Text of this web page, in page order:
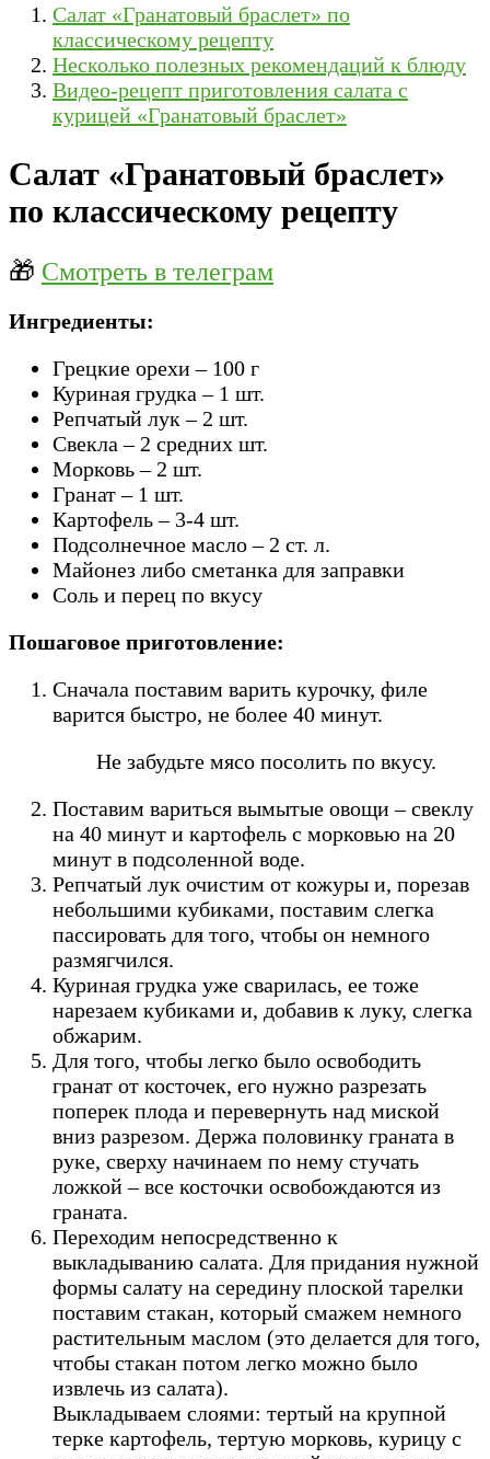
Салат «Гранатовый браслет» по
классическому рецепту
Несколько полезных рекомендаций к блюду
Видео-рецепт приготовления салата с
курицей «Гранатовый браслет»
Салат «Гранатовый браслет»
по классическому рецепту
🎁 Смотреть в телеграм
Ингредиенты:
Грецкие орехи – 100 г
Куриная грудка – 1 шт.
Репчатый лук – 2 шт.
Свекла – 2 средних шт.
Морковь – 2 шт.
Гранат – 1 шт.
Картофель – 3-4 шт.
Подсолнечное масло – 2 ст. л.
Майонез либо сметанка для заправки
Соль и перец по вкусу
Пошаговое приготовление:
Сначала поставим варить курочку, филе
варится быстро, не более 40 минут.
Не забудьте мясо посолить по вкусу.
Поставим вариться вымытые овощи – свеклу
на 40 минут и картофель с морковью на 20
минут в подсоленной воде.
Репчатый лук очистим от кожуры и, порезав
небольшими кубиками, поставим слегка
пассировать для того, чтобы он немного
размягчился.
Куриная грудка уже сварилась, ее тоже
нарезаем кубиками и, добавив к луку, слегка
обжарим.
Для того, чтобы легко было освободить
гранат от косточек, его нужно разрезать
поперек плода и перевернуть над миской
вниз разрезом. Держа половинку граната в
руке, сверху начинаем по нему стучать
ложкой – все косточки освобождаются из
граната.
Переходим непосредственно к
выкладыванию салата. Для придания нужной
формы салату на середину плоской тарелки
поставим стакан, который смажем немного
растительным маслом (это делается для того,
чтобы стакан потом легко можно было
извлечь из салата).
Выкладываем слоями: тертый на крупной
терке картофель, тертую морковь, курицу с